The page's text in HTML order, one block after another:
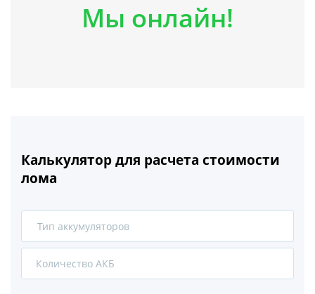
Мы онлайн!
Калькулятор для расчета стоимости
лома
Тип аккумуляторов
1